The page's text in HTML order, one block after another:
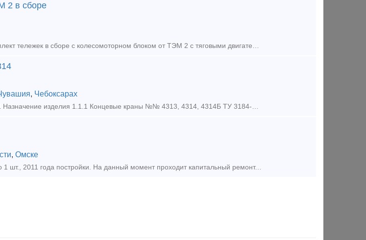
2 в сборе
Предлагаем приобрести комплект тележек в сборе с колесомоторном блоком от ТЭМ 2 с тяговыми двигателями. Тележки после ремонта. Бандаж 75 мм, гребень 28 мм. Тяговые ЭД-107. Место
, Чебоксарах
Кран концевой 4313, 4314 1.1 Назначение изделия 1.1.1 Концевые краны №№ 4313, 4314, 4314Б ТУ 3184-014-10785350-2007 предназначены для установки на концах воздухопровода тормоз
, Омске
Тепловоз ТЭМ-7А, количество 1 шт., 2011 года постройки. На данный момент проходит капитальный ремонт, заканчивается в октябре. Полный пакет документов. Стоимость и подробная техническая информ